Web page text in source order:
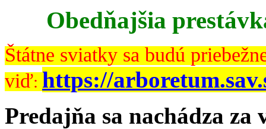
Obedňajšia
Štátne sviatky sa budú
viď: https://
Predajňa sa nachádza